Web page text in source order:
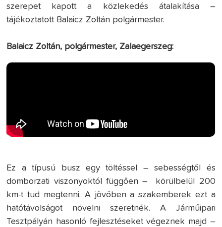
szerepet kapott a közlekedés átalakítása –
tájékoztatott Balaicz Zoltán polgármester.
Balaicz Zoltán, polgármester, Zalaegerszeg:
Ez a típusú busz egy töltéssel – sebességtől és
domborzati viszonyoktól függően – körülbelül 200
km-t tud megtenni. A jövőben a szakemberek ezt a
hatótávolságot növelni szeretnék. A Járműipari
Tesztpályán hasonló fejlesztéseket végeznek majd –